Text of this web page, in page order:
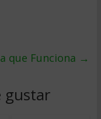
que Funciona →
gustar